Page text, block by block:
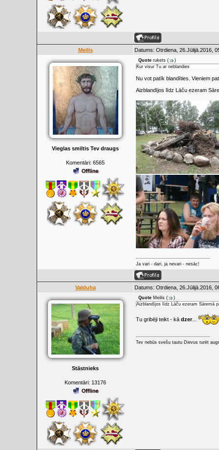
Meilis Datums: Otrdiena, 26.Jūlijā.2016,
Vieglas smiltis Tev draugs
Komentāri: 6565
Quote rukets (
)
Kur visur Tu ar neblandies
Nu vot patīk blandīties. Vieniem
Aizblandījos līdz Lāču ezeram
Ja vari - dari, ja nevari - nesāc!
Valduha Datums: Otrdiena, 26.Jūlijā.2016,
Stāstnieks
Komentāri: 13176
Quote Meilis (
)
Aizblandījos līdz Lāču ezeram Sāremā
Tu gribēji teikt - kā dzer...
Tev nebūs svešu tautu Dievus turēt